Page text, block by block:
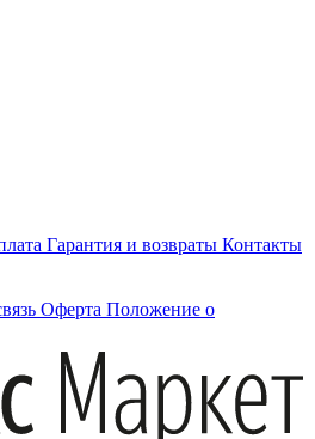
Гарантия и возвраты Контакты
Оферта Положение о